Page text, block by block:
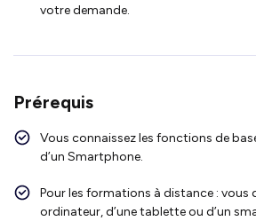
votre demande.
Prérequis
Vous connaissez les fonctions de base
d’un Smartphone.
Pour les formations à distance : vous
ordinateur, d’une tablette ou d’un